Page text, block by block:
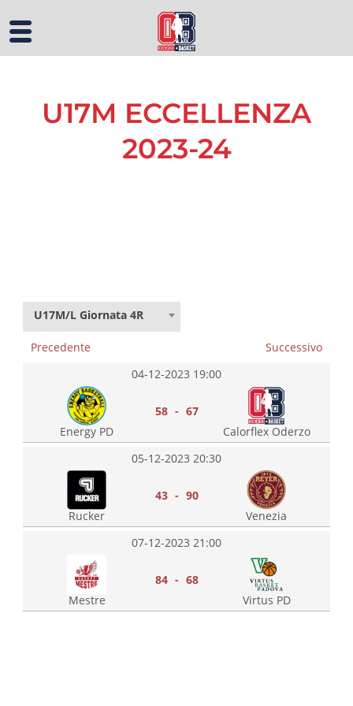
U17M ECCELLENZA
2023-24
U17M/L Giornata 4R
Precedente
Successivo
04-12-2023 19:00
Energy PD
58 - 67
Calorflex Oderzo
05-12-2023 20:30
Rucker
43 - 90
Venezia
07-12-2023 21:00
Mestre
84 - 68
Virtus PD